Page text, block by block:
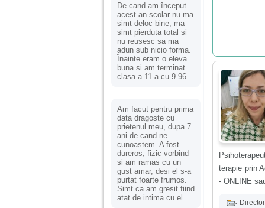
De cand am început
acest an scolar nu ma
simt deloc bine, ma
simt pierduta total si
nu reusesc sa ma
adun sub nicio forma.
Înainte eram o eleva
buna si am terminat
clasa a 11-a cu 9.96.
Am facut pentru prima
data dragoste cu
prietenul meu, dupa 7
ani de cand ne
cunoastem. A fost
dureros, fizic vorbind
si am ramas cu un
gust amar, desi el s-a
purtat foarte frumos.
Simt ca am gresit fiind
atat de intima cu el.
terapie prin
- ONLINE